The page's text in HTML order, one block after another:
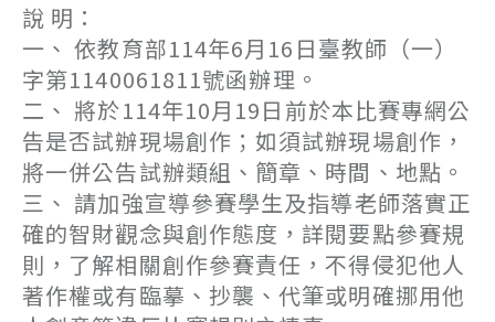
說 明：
一、 依教育部114年6月16日臺教師（一）
字第1140061811號函辦理。
二、 將於114年10月19日前於本比賽專網公
告是否試辦現場創作；如須試辦現場創作，
將一併公告試辦類組、簡章、時間、地點。
三、 請加強宣導參賽學生及指導老師落實正
確的智財觀念與創作態度，詳閱要點參賽規
則，了解相關創作參賽責任，不得侵犯他人
著作權或有臨摹、抄襲、代筆或明確挪用他